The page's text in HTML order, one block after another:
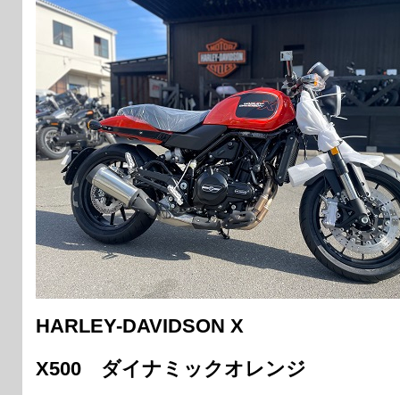
HARLEY-DAVIDSON X
X500 ダイナミックオレンジ